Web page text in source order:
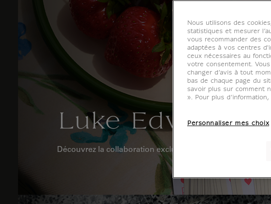
Luke Edward
Découvrez la collaboration exclusive avec le Louvre
Nous utilisons des
statistiques et mesurer
vous recommander des
adaptées à vos centres
ceux nécessaires au
votre consentement.
changer d’avis à tout
bas de chaque page du
savoir plus sur comment
». Pour plus
Personnaliser mes choix